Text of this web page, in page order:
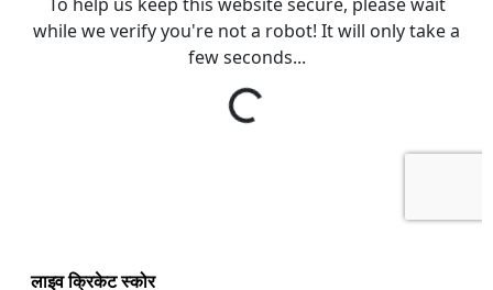
लाइव क्रिकेट स्कोर